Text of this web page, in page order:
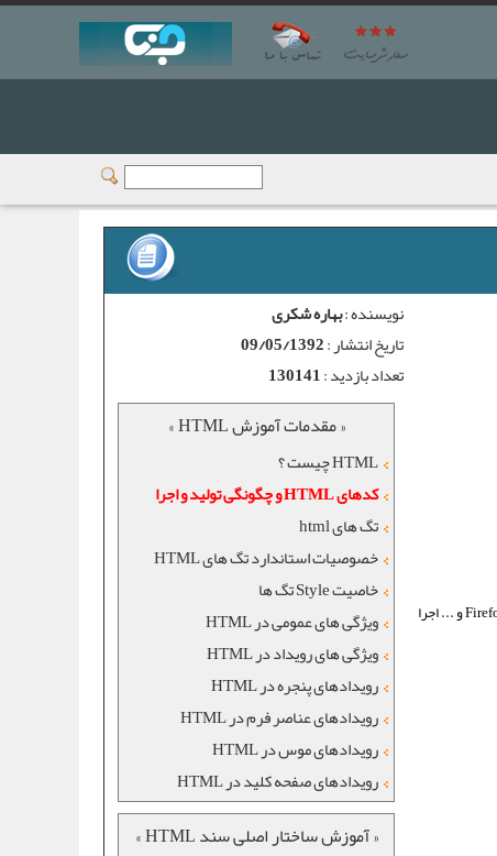
بعد از نوشتن کدها در Notepad و ذخیره ی آن با پسوند های ذکر شده ، برای اجرای کد نوشته شده فایل را در نرم افزار های مرورگر وب مانند Internet Explorer و یا Firefox و ... اجرا
نویسنده :بهاره شکری
تاریخ انتشار :09/05/1392
تعداد بازدید :130141
« مقدمات آموزش HTML »
HTML چیست ؟
کدهای HTML و چگونگی تولید و اجرا
تگ های html
خصوصيات استاندارد تگ های HTML
خاصیت Style تگ ها
ویژگی های عمومی در HTML
ویژگی های رویداد در HTML
رويدادهای پنجره در HTML
رويدادهای عناصر فرم در HTML
رويدادهای موس در HTML
رويدادهای صفحه کليد در HTML
« آموزش ساختار اصلی سند HTML »